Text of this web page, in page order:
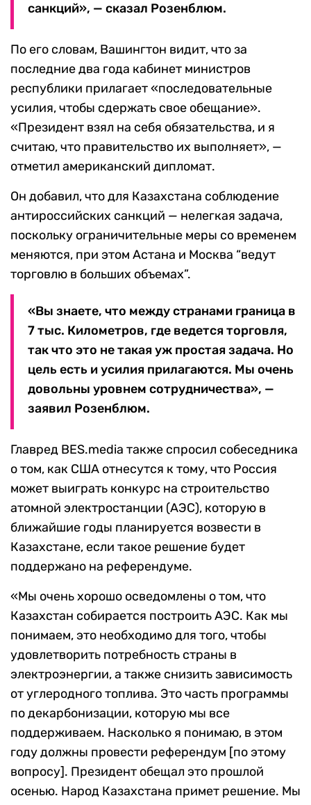
санкций», — сказал Розенблюм.
По его словам, Вашингтон видит, что за
последние два года кабинет министров
республики прилагает «последовательные
усилия, чтобы сдержать свое обещание».
«Президент взял на себя обязательства, и я
считаю, что правительство их выполняет», —
отметил американский дипломат.
Он добавил, что для Казахстана соблюдение
антироссийских санкций — нелегкая задача,
поскольку ограничительные меры со временем
меняются, при этом Астана и Москва “ведут
торговлю в больших объемах”.
«Вы знаете, что между странами граница в
7 тыс. Километров, где ведется торговля,
так что это не такая уж простая задача. Но
цель есть и усилия прилагаются. Мы очень
довольны уровнем сотрудничества», —
заявил Розенблюм.
Главред BES.media также спросил собеседника
о том, как США отнесутся к тому, что Россия
может выиграть конкурс на строительство
атомной электростанции (АЭС), которую в
ближайшие годы планируется возвести в
Казахстане, если такое решение будет
поддержано на референдуме.
«Мы очень хорошо осведомлены о том, что
Казахстан собирается построить АЭС. Как мы
понимаем, это необходимо для того, чтобы
удовлетворить потребность страны в
электроэнергии, а также снизить зависимость
от углеродного топлива. Это часть программы
по декарбонизации, которую мы все
поддерживаем. Насколько я понимаю, в этом
году должны провести референдум [по этому
вопросу]. Президент обещал это прошлой
осенью. Народ Казахстана примет решение. Мы